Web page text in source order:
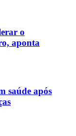
o
aponta
saúde após